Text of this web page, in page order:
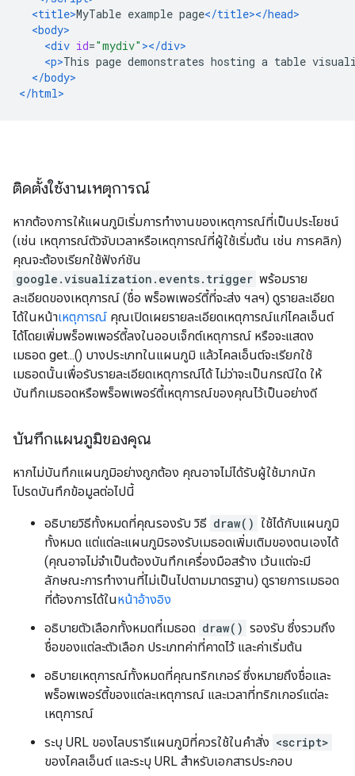
<title>MyTable example page</title></head>
<body>
<div id="mydiv" ></div>
<p>This page demonstrates hosting a table
</body>
</html>
ติดตั้งใช้งานเหตุการณ์
หากต้องการให้แผนภูมิเริ่มการทำงานของเหตุการณ์ที่เป็นประโยชน์
(เช่น เหตุการณ์ตัวจับเวลาหรือเหตุการณ์ที่ผู้ใช้เริ่มต้น เช่น การคลิก)
คุณจะต้องเรียกใช้ฟังก์ชัน
google.visualization.events.trigger พร้อมราย
ละเอียดของเหตุการณ์ (ชื่อ พร็อพเพอร์ตี้ที่จะส่ง ฯลฯ) ดูรายละเอียด
ได้ในหน้าเหตุการณ์ คุณเปิดเผยรายละเอียดเหตุการณ์แก่ไคลเอ็นต์
ได้โดยเพิ่มพร็อพเพอร์ตี้ลงในออบเจ็กต์เหตุการณ์ หรือจะแสดง
เมธอด get...() บางประเภทในแผนภูมิ แล้วไคลเอ็นต์จะเรียกใช้
เมธอดนั้นเพื่อรับรายละเอียดเหตุการณ์ได้ ไม่ว่าจะเป็นกรณีใด ให้
บันทึกเมธอดหรือพร็อพเพอร์ตี้เหตุการณ์ของคุณไว้เป็นอย่างดี
บันทึกแผนภูมิของคุณ
หากไม่บันทึกแผนภูมิอย่างถูกต้อง คุณอาจไม่ได้รับผู้ใช้มากนัก
โปรดบันทึกข้อมูลต่อไปนี้
อธิบายวิธีทั้งหมดที่คุณรองรับ วิธี draw() ใช้ได้กับแผนภูมิ
ทั้งหมด แต่แต่ละแผนภูมิรองรับเมธอดเพิ่มเติมของตนเองได้
(คุณอาจไม่จําเป็นต้องบันทึกเครื่องมือสร้าง เว้นแต่จะมี
ลักษณะการทำงานที่ไม่เป็นไปตามมาตรฐาน) ดูรายการเมธอด
ที่ต้องการได้ในหน้าอ้างอิง
อธิบายตัวเลือกทั้งหมดที่เมธอด draw() รองรับ ซึ่งรวมถึง
ชื่อของแต่ละตัวเลือก ประเภทค่าที่คาดไว้ และค่าเริ่มต้น
อธิบายเหตุการณ์ทั้งหมดที่คุณทริกเกอร์ ซึ่งหมายถึงชื่อและ
พร็อพเพอร์ตี้ของแต่ละเหตุการณ์ และเวลาที่ทริกเกอร์แต่ละ
เหตุการณ์
ระบุ URL ของไลบรารีแผนภูมิที่ควรใช้ในคำสั่ง <script>
ของไคลเอ็นต์ และระบุ URL สำหรับเอกสารประกอบ